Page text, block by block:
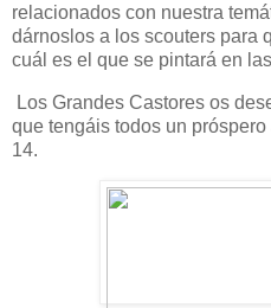
relacionados con nuestra
dárnoslos a los scouters para
cuál es el que se pintará en
Los Grandes Castores os
que tengáis todos un
14.